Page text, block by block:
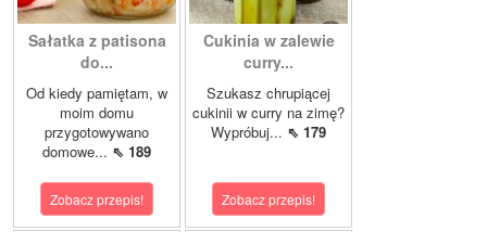
Sałatka z patisona
do...
Od kiedy pamiętam, w
moim domu
przygotowywano
domowe... ⇖ 189
Zobacz przepis!
Cukinia w zalewie
curry...
Szukasz chrupiącej
cukinii w curry na zimę?
Wypróbuj... ⇖ 179
Zobacz przepis!